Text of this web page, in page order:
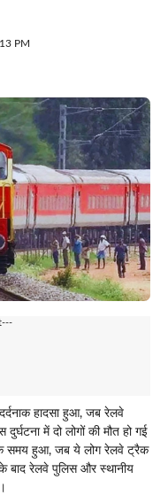
PM
हादसा हुआ, जब रेलवे
में दो लोगों की मौत हो गई
के समय हुआ, जब ये लोग रेलवे ट्रैक
रेलवे पुलिस और स्थानीय